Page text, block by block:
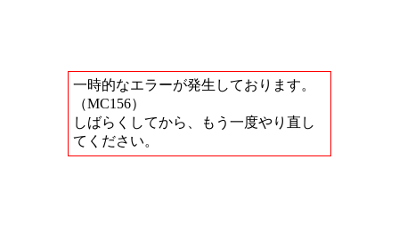
一時的なエラーが発生しております。
（MC156）
しばらくしてから、もう一度やり直し
てください。